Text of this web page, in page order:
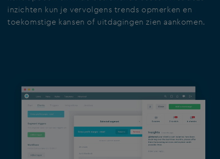
inzichten kun je vervolgens trends opmerken en
toekomstige kansen of uitdagingen zien aankomen.